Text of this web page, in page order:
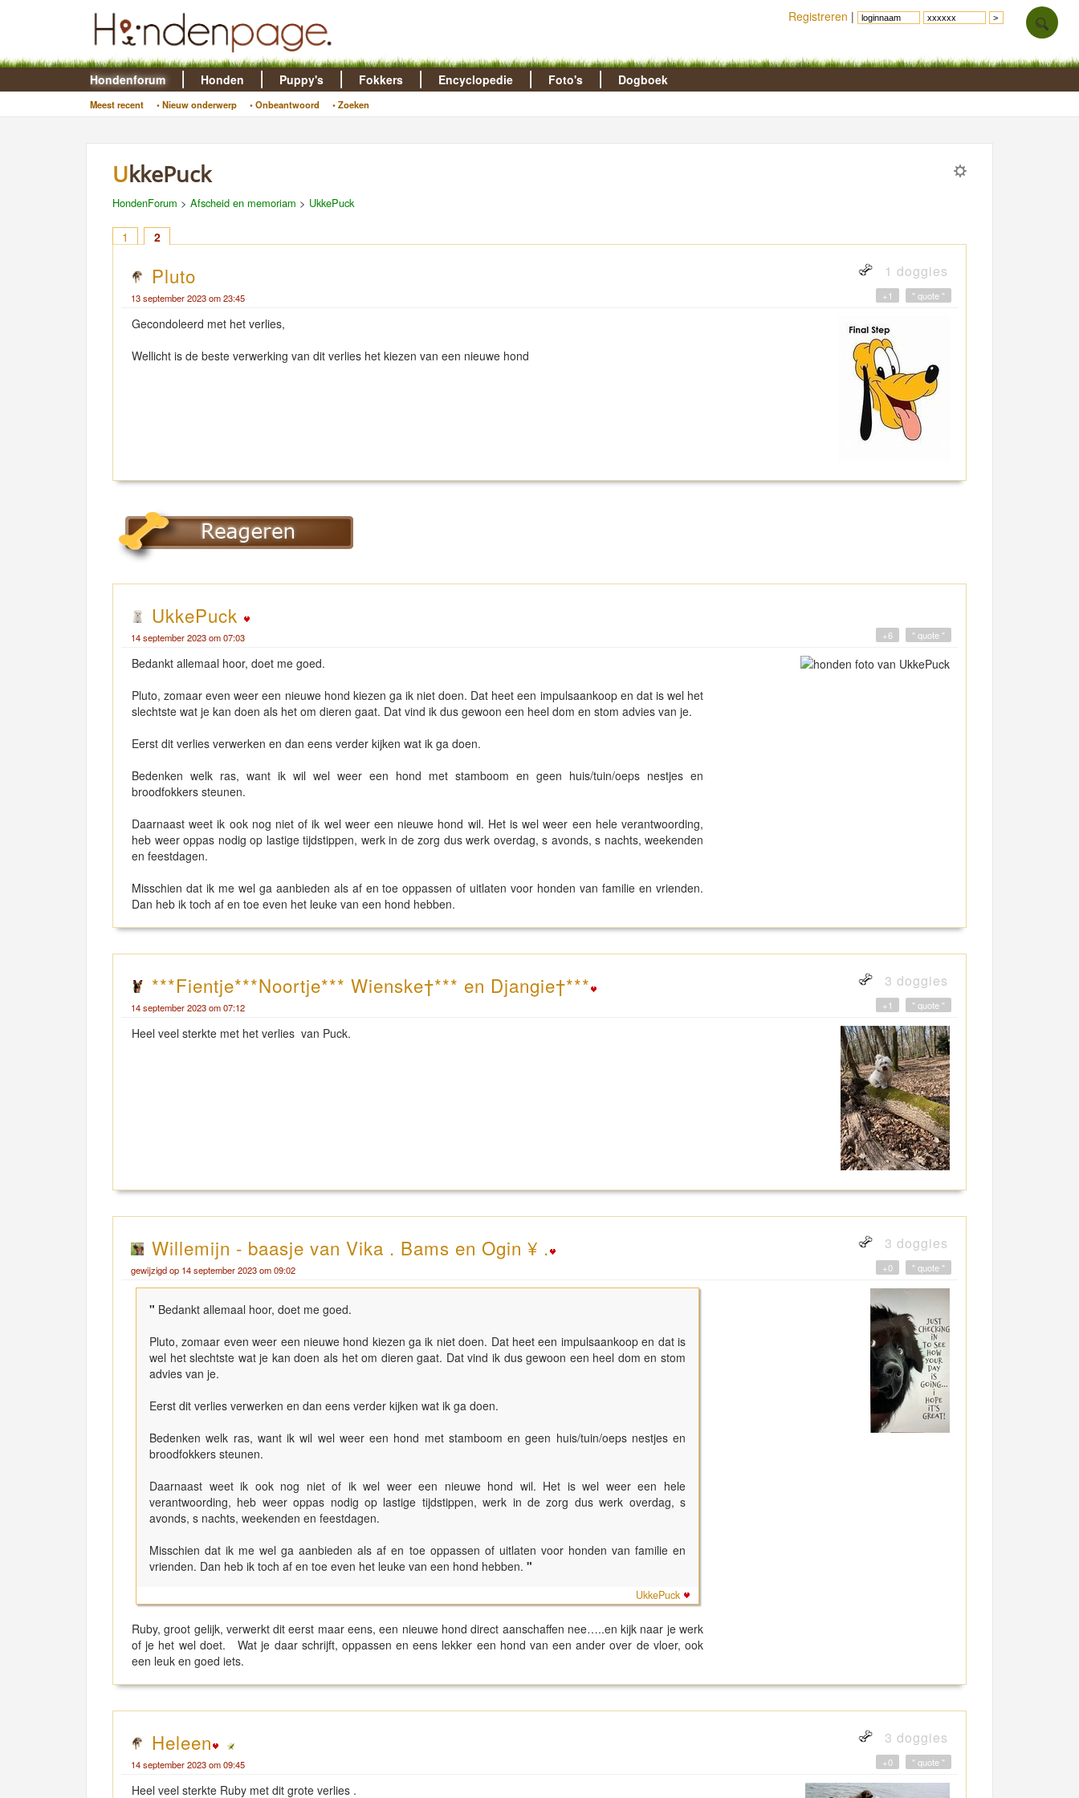
Hondenforum
Meest recent • Nieuw onderwerp • Onbeantwoord • Zoeken
Honden Puppy's Fokkers Encyclopedie Foto's Dogboek
UkkePuck
HondenForum > Afscheid en memoriam > UkkePuck
1 2
Pluto 1 doggies
13 september 2023 om 23:45 " quote "
+1
Gecondoleerd met het verlies,
Wellicht is de beste verwerking van dit verlies het kiezen van een nieuwe hond
UkkePuck
14 september 2023 om 07:03 " quote "
+6
Bedankt allemaal hoor, doet me goed.
Pluto, zomaar even weer een nieuwe hond kiezen ga ik niet doen. Dat heet een impulsaankoop en dat is wel het
slechtste wat je kan doen als het om dieren gaat. Dat vind ik dus gewoon een heel dom en stom advies van je.
Eerst dit verlies verwerken en dan eens verder kijken wat ik ga doen.
Bedenken welk ras, want ik wil wel weer een hond met stamboom en geen huis/tuin/oeps nestjes en
broodfokkers steunen.
Daarnaast weet ik ook nog niet of ik wel weer een nieuwe hond wil. Het is wel weer een hele verantwoording,
heb weer oppas nodig op lastige tijdstippen, werk in de zorg dus werk overdag, s avonds, s nachts, weekenden
en feestdagen.
Misschien dat ik me wel ga aanbieden als af en toe oppassen of uitlaten voor honden van familie en vrienden.
Dan heb ik toch af en toe even het leuke van een hond hebben.
***Fientje***Noortje*** Wienske†*** en Djangie†*** 3 doggies
14 september 2023 om 07:12 " quote "
+1
Heel veel sterkte met het verlies van Puck.
Willemijn - baasje van Vika . Bams en Ogin ¥ . 3 doggies
gewijzigd op 14 september 2023 om 09:02 " quote "
+0
" Bedankt allemaal hoor, doet me goed.
Pluto, zomaar even weer een nieuwe hond kiezen ga ik niet doen. Dat heet een impulsaankoop en dat is
wel het slechtste wat je kan doen als het om dieren gaat. Dat vind ik dus gewoon een heel dom en stom
advies van je.
Eerst dit verlies verwerken en dan eens verder kijken wat ik ga doen.
Bedenken welk ras, want ik wil wel weer een hond met stamboom en geen huis/tuin/oeps nestjes en
broodfokkers steunen.
Daarnaast weet ik ook nog niet of ik wel weer een nieuwe hond wil. Het is wel weer een hele
verantwoording, heb weer oppas nodig op lastige tijdstippen, werk in de zorg dus werk overdag, s
avonds, s nachts, weekenden en feestdagen.
Misschien dat ik me wel ga aanbieden als af en toe oppassen of uitlaten voor honden van familie en
vrienden. Dan heb ik toch af en toe even het leuke van een hond hebben. "
UkkePuck
Ruby, groot gelijk, verwerkt dit eerst maar eens, een nieuwe hond direct aanschaffen nee…..en kijk naar je werk
of je het wel doet. Wat je daar schrijft, oppassen en eens lekker een hond van een ander over de vloer, ook
een leuk en goed iets.
Heleen 3 doggies
14 september 2023 om 09:45 " quote "
+0
Heel veel sterkte Ruby met dit grote verlies .
Registreren |